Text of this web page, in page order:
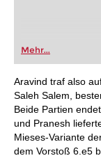
Mehr...
Aravind traf also
Saleh Salem,
Beide Partien
und Pranesh
Mieses-Variante
dem Vorstoß 6.e5